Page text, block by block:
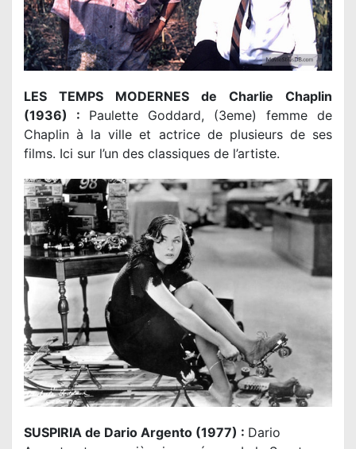
LES TEMPS MODERNES de Charlie Chaplin
(1936) : Paulette Goddard, (3eme) femme de
Chaplin à la ville et actrice de plusieurs de ses
films. Ici sur l’un des classiques de l’artiste.
SUSPIRIA de Dario Argento (1977) : Dario